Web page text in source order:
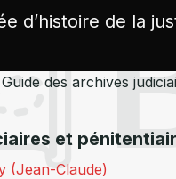
d’histoire de la
Guide des archives
et
(Jean-Claude)